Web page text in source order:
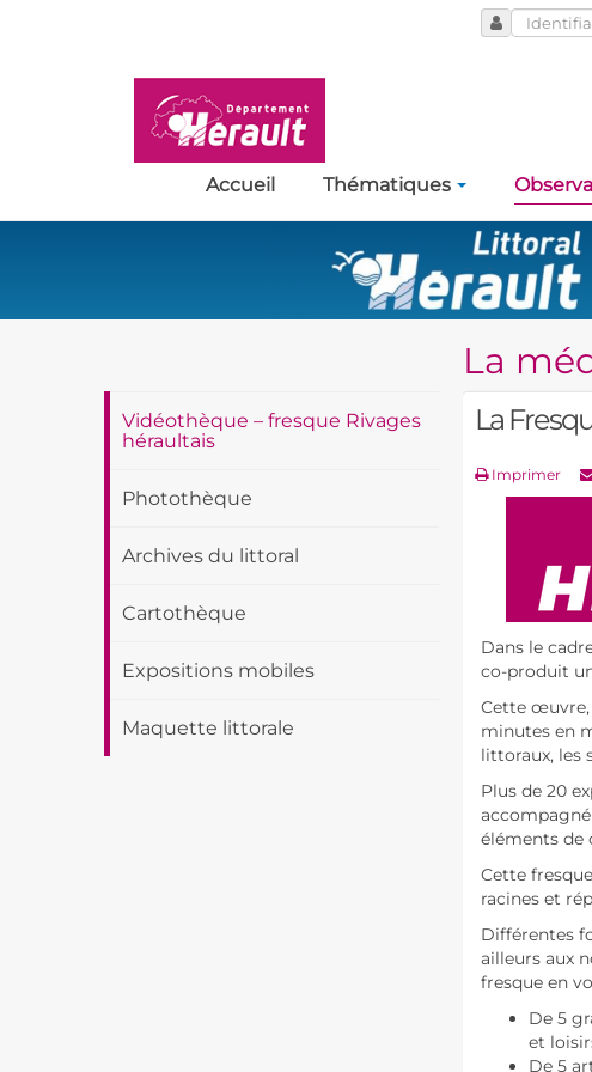
Accueil Thématiques
Vidéothèque – fresque Rivages
héraultais
Photothèque
Archives du littoral
Cartothèque
Expositions mobiles
Maquette littorale
La
La
Imprimer
Dans le
co-produit
Cette œuvre,
minutes en
littoraux, les
Plus de 20
éléments de
Cette
racines et
Différentes
ailleurs aux
fresque en
De 5
et
De 5